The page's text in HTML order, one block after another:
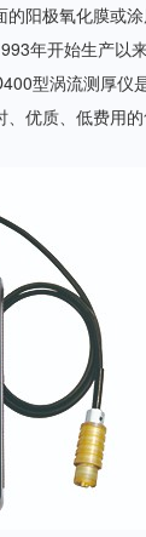
阳极氧化膜或
年开始生产以来
型涡流测厚仪
、优质、低费用